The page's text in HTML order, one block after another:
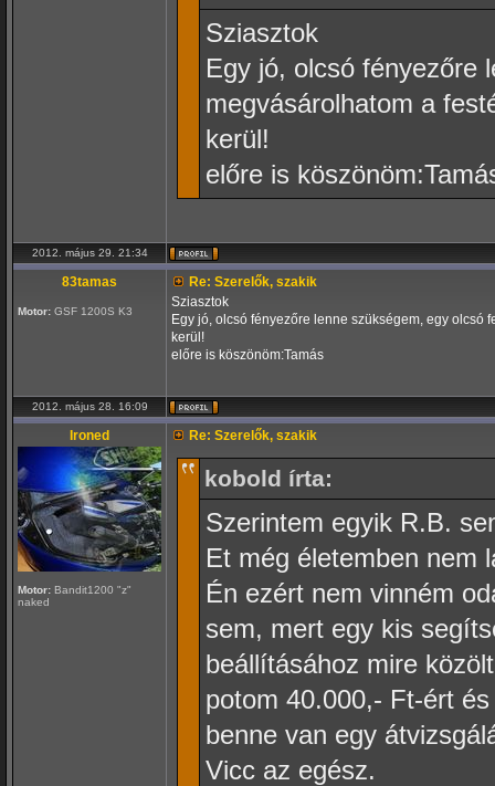
Sziasztok
Egy jó, olcsó fényezőre
megvásárolhatom a
kerül!
előre is
2012. május 29. 21:34
83tamas
Motor: GSF 1200S K3
Re: Szerelők, szakik
Sziasztok
Egy jó, olcsó fényezőre lenne szükségem, egy olcsó
kerül!
előre is köszönöm:Tamás
2012. május 28. 16:09
Ironed
Motor: Bandit1200 "z"
naked
Re: Szerelők, szakik
kobold írta:
Szerintem egyik R.B.
Et még életemben nem
Én ezért nem vinném
sem, mert egy kis
beállításához mire
potom 40.000,- Ft-ért
benne van egy
Vicc az egész.